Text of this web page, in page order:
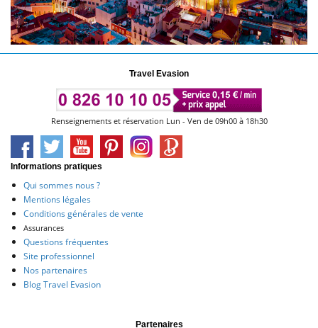
Travel Evasion
Renseignements et réservation Lun - Ven de 09h00 à 18h30
Informations pratiques
Qui sommes nous ?
Mentions légales
Conditions générales de vente
Assurances
Questions fréquentes
Site professionnel
Nos partenaires
Blog Travel Evasion
Partenaires